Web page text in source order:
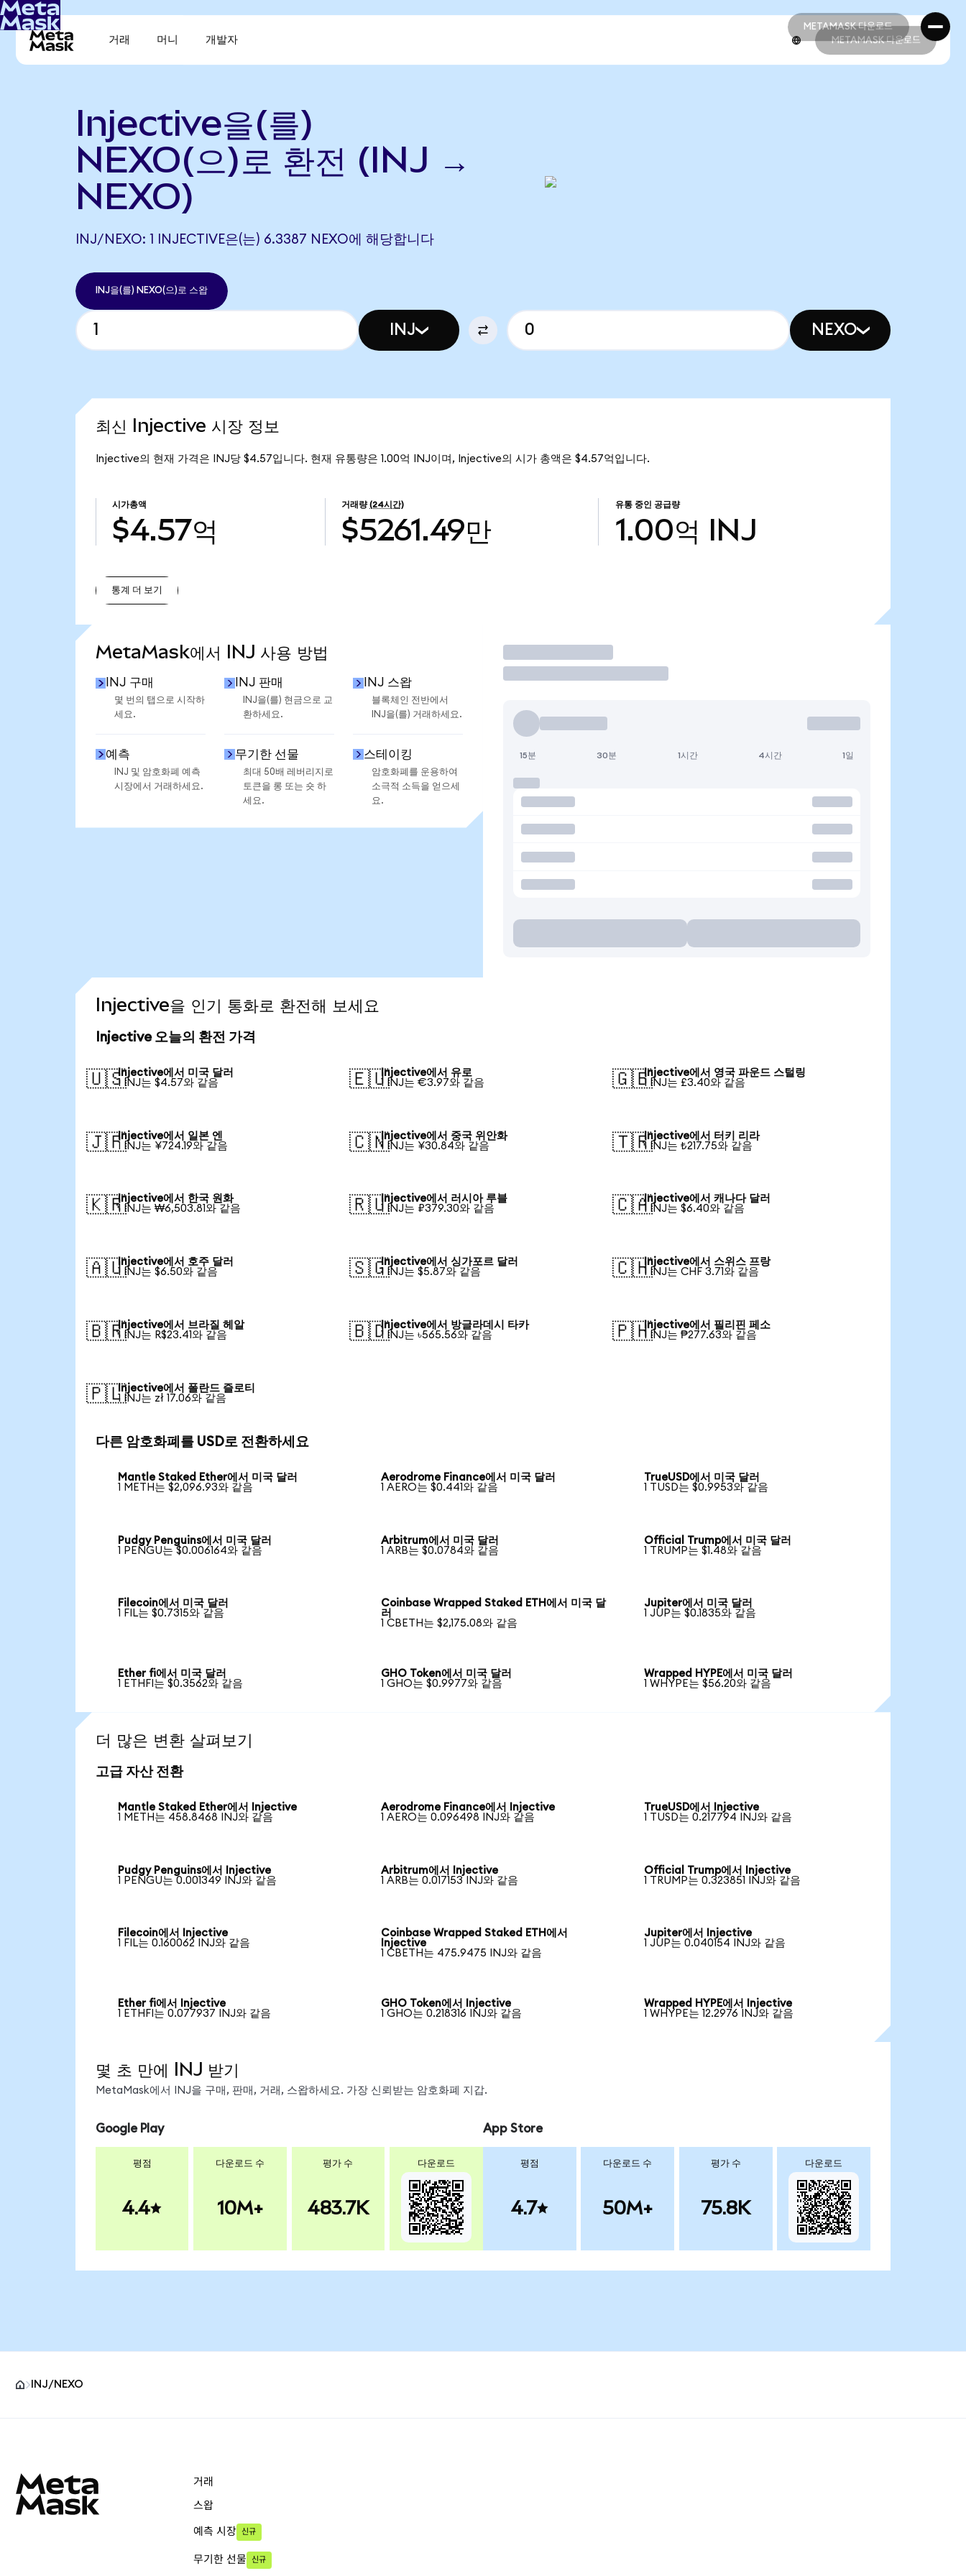
METAMASK 다운로드
METAMASK 다운로드
거래 머니 개발자 METAMASK 다운로드
Injective을(를)
NEXO(으)로 환전 (INJ →
NEXO)
INJ/NEXO: 1 INJECTIVE은(는) 6.3387 NEXO에 해당합니다
INJ을(를) NEXO(으)로 스왑
INJ NEXO
최신 Injective 시장 정보
Injective의 현재 가격은 INJ당 $4.57입니다. 현재 유통량은 1.00억 INJ이며, Injective의 시가 총액은 $4.57억입니다.
시가총액
$4.57억
거래량 (24시간)
$5261.49만
유통 중인 공급량
1.00억 INJ
통계 더 보기
MetaMask에서 INJ 사용 방법
INJ 구매
몇 번의 탭으로 시작하
세요.
INJ 판매
INJ을(를) 현금으로 교
환하세요.
INJ 스왑
블록체인 전반에서
INJ을(를) 거래하세요.
예측
INJ 및 암호화폐 예측
시장에서 거래하세요.
무기한 선물
최대 50배 레버리지로
토큰을 롱 또는 숏 하
세요.
스테이킹
암호화폐를 운용하여
소극적 소득을 얻으세
요.
거래
15분 30분 1시간 4시간 1일
Injective을 인기 통화로 환전해 보세요
Injective 오늘의 환전 가격
🇺🇸Injective에서 미국 달러
1 INJ는 $4.57와 같음
🇪🇺Injective에서 유로
1 INJ는 €3.97와 같음
🇬🇧Injective에서 영국 파운드 스털링
1 INJ는 £3.40와 같음
🇯🇵Injective에서 일본 엔
1 INJ는 ¥724.19와 같음
🇨🇳Injective에서 중국 위안화
1 INJ는 ¥30.84와 같음
🇹🇷Injective에서 터키 리라
1 INJ는 ₺217.75와 같음
🇰🇷Injective에서 한국 원화
1 INJ는 ₩6,503.81와 같음
🇷🇺Injective에서 러시아 루블
1 INJ는 ₽379.30와 같음
🇨🇦Injective에서 캐나다 달러
1 INJ는 $6.40와 같음
🇦🇺Injective에서 호주 달러
1 INJ는 $6.50와 같음
🇸🇬Injective에서 싱가포르 달러
1 INJ는 $5.87와 같음
🇨🇭Injective에서 스위스 프랑
1 INJ는 CHF 3.71와 같음
🇧🇷Injective에서 브라질 헤알
1 INJ는 R$23.41와 같음
🇧🇩Injective에서 방글라데시 타카
1 INJ는 ৳565.56와 같음
🇵🇭Injective에서 필리핀 페소
1 INJ는 ₱277.63와 같음
🇵🇱Injective에서 폴란드 즐로티
1 INJ는 zł 17.06와 같음
다른 암호화폐를 USD로 전환하세요
Mantle Staked Ether에서 미국 달러
1 METH는 $2,096.93와 같음
Aerodrome Finance에서 미국 달러
1 AERO는 $0.441와 같음
TrueUSD에서 미국 달러
1 TUSD는 $0.9953와 같음
Pudgy Penguins에서 미국 달러
1 PENGU는 $0.006164와 같음
Arbitrum에서 미국 달러
1 ARB는 $0.0784와 같음
Official Trump에서 미국 달러
1 TRUMP는 $1.48와 같음
Filecoin에서 미국 달러
1 FIL는 $0.7315와 같음
Coinbase Wrapped Staked ETH에서 미국 달
러
1 CBETH는 $2,175.08와 같음
Jupiter에서 미국 달러
1 JUP는 $0.1835와 같음
Ether fi에서 미국 달러
1 ETHFI는 $0.3562와 같음
GHO Token에서 미국 달러
1 GHO는 $0.9977와 같음
Wrapped HYPE에서 미국 달러
1 WHYPE는 $56.20와 같음
더 많은 변환 살펴보기
고급 자산 전환
Mantle Staked Ether에서 Injective
1 METH는 458.8468 INJ와 같음
Aerodrome Finance에서 Injective
1 AERO는 0.096498 INJ와 같음
TrueUSD에서 Injective
1 TUSD는 0.217794 INJ와 같음
Pudgy Penguins에서 Injective
1 PENGU는 0.001349 INJ와 같음
Arbitrum에서 Injective
1 ARB는 0.017153 INJ와 같음
Official Trump에서 Injective
1 TRUMP는 0.323851 INJ와 같음
Filecoin에서 Injective
1 FIL는 0.160062 INJ와 같음
Coinbase Wrapped Staked ETH에서
Injective
1 CBETH는 475.9475 INJ와 같음
Jupiter에서 Injective
1 JUP는 0.040154 INJ와 같음
Ether fi에서 Injective
1 ETHFI는 0.077937 INJ와 같음
GHO Token에서 Injective
1 GHO는 0.218316 INJ와 같음
Wrapped HYPE에서 Injective
1 WHYPE는 12.2976 INJ와 같음
몇 초 만에 INJ 받기
MetaMask에서 INJ을 구매, 판매, 거래, 스왑하세요. 가장 신뢰받는 암호화폐 지갑.
Google Play
평점
4.4
다운로드 수
10M+
평가 수
483.7K
다운로드
App Store
평점
4.7
다운로드 수
50M+
평가 수
75.8K
다운로드
INJ/NEXO
거래
스왑
예측 시장 신규
무기한 선물 신규